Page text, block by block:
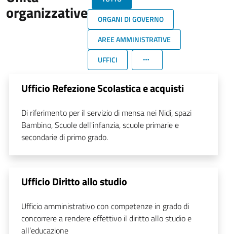
organizzative
ORGANI DI GOVERNO
AREE AMMINISTRATIVE
UFFICI
Ufficio Refezione Scolastica e acquisti
Di riferimento per il servizio di mensa nei Nidi, spazi
Bambino, Scuole dell'infanzia, scuole primarie e
secondarie di primo grado.
Ufficio Diritto allo studio
Ufficio amministrativo con competenze in grado di
concorrere a rendere effettivo il diritto allo studio e
all’educazione